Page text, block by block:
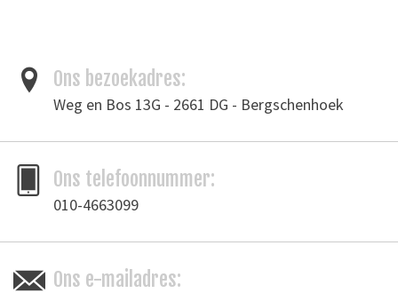
Ons bezoekadres:
Weg en Bos 13G - 2661 DG - Bergschenhoek
Ons telefoonnummer:
010-4663099
Ons e-mailadres: